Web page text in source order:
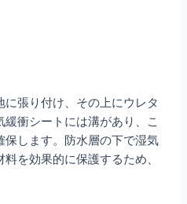
張り付け、その上にウレタ
衝シートには溝があり、こ
します。防水層の下で湿気
を効果的に保護するため、